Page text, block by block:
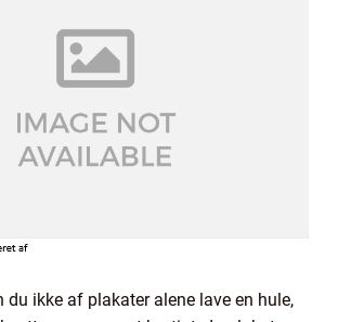
du ikke af plakater alene lave en hule,